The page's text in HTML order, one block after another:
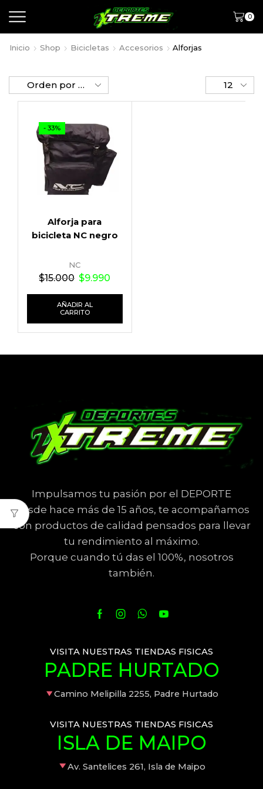
0
Inicio Shop Bicicletas Accesorios Alforjas
- 33%
Alforja para
bicicleta NC negro
NC
$15.000 $9.990
AÑADIR AL
CARRITO
Impulsamos tu pasión por el DEPORTE
Desde hace más de 15 años, te acompañamos
con productos de calidad pensados para llevar
tu rendimiento al máximo.
Porque cuando tú das el 100%, nosotros
también.
VISITA NUESTRAS TIENDAS FISICAS
PADRE HURTADO
Camino Melipilla 2255, Padre Hurtado
VISITA NUESTRAS TIENDAS FISICAS
ISLA DE MAIPO
Av. Santelices 261, Isla de Maipo